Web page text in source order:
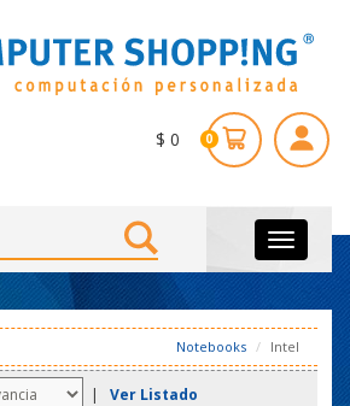
$ 0 0
Toggle
Notebooks Intel
| Ver Listado